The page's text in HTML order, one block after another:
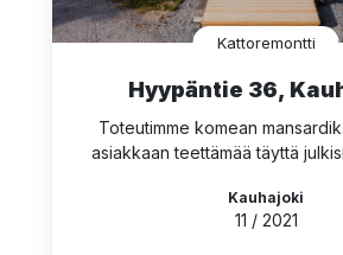
Kattoremontti
Hyypäntie 36,
Toteutimme komean
asiakkaan teettämää täyttä
Kauhajoki
11 / 2021